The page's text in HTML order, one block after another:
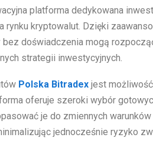
platforma dedykowana
rynku kryptowalut. Dzięki
doświadczenia mogą
strategii inwestycyjnych.
Polska Bitradexjest możliwość
oferuje szeroki wybór
je do zmiennych
jednocześnie ryzyko